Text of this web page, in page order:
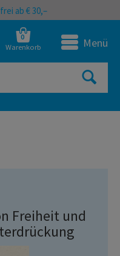
ab € 30,–
0
Warenkorb Menü
Freiheit und